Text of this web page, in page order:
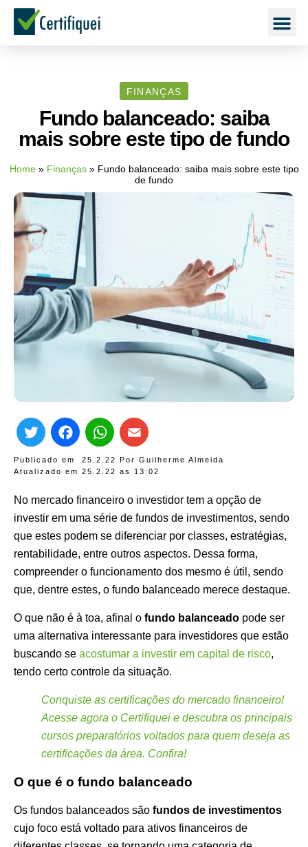
FINANÇAS
Fundo balanceado: saiba
mais sobre este tipo de fundo
Home» Finanças» Fundo balanceado: saiba mais sobre este tipo
de fundo
Publicado em 25.2.22 Por Guilherme Almeida
Atualizado em 25.2.22 as 13:02
TwitterFacebook
WhatsApp
No mercado financeiro o investidor tem a opção de
investir em uma série de fundos de investimentos, sendo
que estes podem se diferenciar por classes, estratégias,
rentabilidade, entre outros aspectos. Dessa forma,
compreender o funcionamento dos mesmo é útil, sendo
que, dentre estes, o fundo balanceado merece destaque.
O que não é à toa, afinal o fundo balanceado pode ser
uma alternativa interessante para investidores que estão
buscando se acostumar a investir em capital de risco,
tendo certo controle da situação.
Conquiste as certificações do mercado financeiro!
Acesse agora o Certifiquei e descubra os principais
cursos preparatórios voltados para quem deseja as
certificações da área. Confira!
O que é o fundo balanceado
Os fundos balanceados são fundos de investimentos
cujo foco está voltado para ativos financeiros de